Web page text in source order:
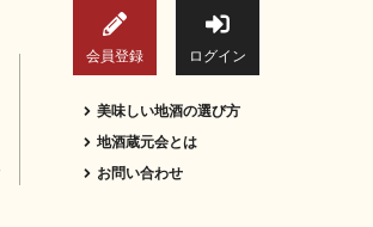
会員登録 ログイン
美味しい地酒の選び方
地酒蔵元会とは
お問い合わせ